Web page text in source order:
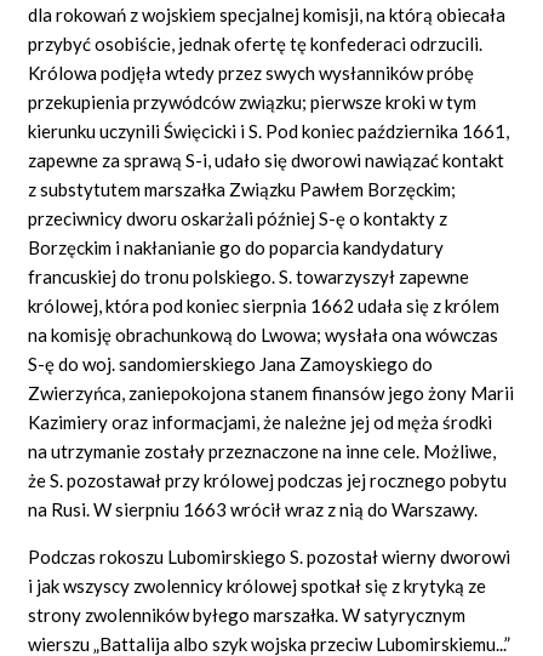
dla rokowań z wojskiem specjalnej komisji, na którą obiecała
przybyć osobiście, jednak ofertę tę konfederaci odrzucili.
Królowa podjęła wtedy przez swych wysłanników próbę
przekupienia przywódców związku; pierwsze kroki w tym
kierunku uczynili Święcicki i S. Pod koniec października 1661,
zapewne za sprawą S-i, udało się dworowi nawiązać kontakt
z substytutem marszałka Związku Pawłem Borzęckim;
przeciwnicy dworu oskarżali później S-ę o kontakty z
Borzęckim i nakłanianie go do poparcia kandydatury
francuskiej do tronu polskiego. S. towarzyszył zapewne
królowej, która pod koniec sierpnia 1662 udała się z królem
na komisję obrachunkową do Lwowa; wysłała ona wówczas
S-ę do woj. sandomierskiego Jana Zamoyskiego do
Zwierzyńca, zaniepokojona stanem finansów jego żony Marii
Kazimiery oraz informacjami, że należne jej od męża środki
na utrzymanie zostały przeznaczone na inne cele. Możliwe,
że S. pozostawał przy królowej podczas jej rocznego pobytu
na Rusi. W sierpniu 1663 wrócił wraz z nią do Warszawy.
Podczas rokoszu Lubomirskiego S. pozostał wierny dworowi
i jak wszyscy zwolennicy królowej spotkał się z krytyką ze
strony zwolenników byłego marszałka. W satyrycznym
wierszu „Battalija albo szyk wojska przeciw Lubomirskiemu...”